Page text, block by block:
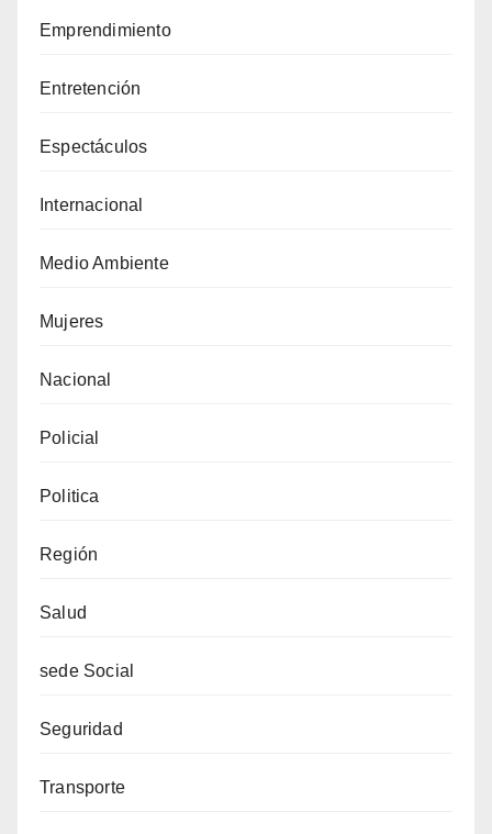
Emprendimiento
Entretención
Espectáculos
Internacional
Medio Ambiente
Mujeres
Nacional
Policial
Politica
Región
Salud
sede Social
Seguridad
Transporte